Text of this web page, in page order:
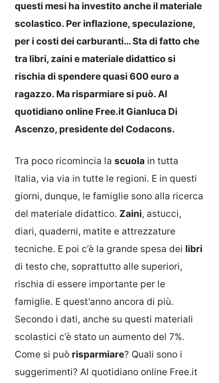
questi mesi ha investito anche il materiale
scolastico. Per inflazione, speculazione,
per i costi dei carburanti… Sta di fatto che
tra libri, zaini e materiale didattico si
rischia di spendere quasi 600 euro a
ragazzo. Ma risparmiare si può. Al
quotidiano online Free.it Gianluca Di
Ascenzo, presidente del Codacons.
Tra poco ricomincia la scuola in tutta
Italia, via via in tutte le regioni. E in questi
giorni, dunque, le famiglie sono alla ricerca
del materiale didattico. Zaini, astucci,
diari, quaderni, matite e attrezzature
tecniche. E poi c’è la grande spesa dei libri
di testo che, soprattutto alle superiori,
rischia di essere importante per le
famiglie. E quest’anno ancora di più.
Secondo i dati, anche su questi materiali
scolastici c’è stato un aumento del 7%.
Come si può risparmiare? Quali sono i
suggerimenti? Al quotidiano online Free.it